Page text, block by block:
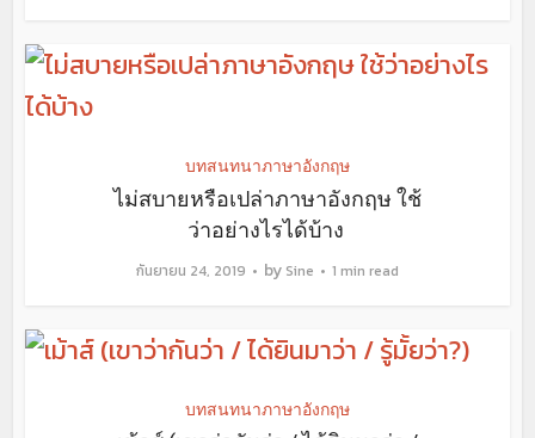
บทสนทนาภาษาอังกฤษ
ไม่สบายหรือเปล่าภาษาอังกฤษ ใช้
ว่าอย่างไรได้บ้าง
กันยายน 24, 2019 by Sine 1 min read
บทสนทนาภาษาอังกฤษ